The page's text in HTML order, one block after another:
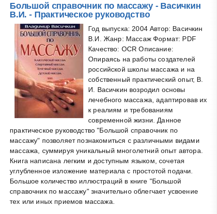
Большой справочник по массажу - Васичкин
В.И. - Практическое руководство
Год выпуска: 2004 Автор: Васичкин
В.И. Жанр: Массаж Формат: PDF
Качество: OCR Описание:
Опираясь на работы создателей
российской школы массажа и на
собственный практический опыт, В.
И. Васичкин возродил основы
лечебного массажа, адаптировав их
к реалиям и требованиям
современной жизни. Данное
практическое руководство "Большой справочник по
массажу" позволяет познакомиться с различными видами
массажа, суммируя уникальный многолетний опыт автора.
Книга написана легким и доступным языком, сочетая
углубленное изложение материала с простотой подачи.
Большое количество иллюстраций в книге "Большой
справочник по массажу" значительно облегчает усвоение
тех или иных приемов массажа.